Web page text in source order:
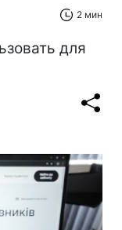
2 мин
для